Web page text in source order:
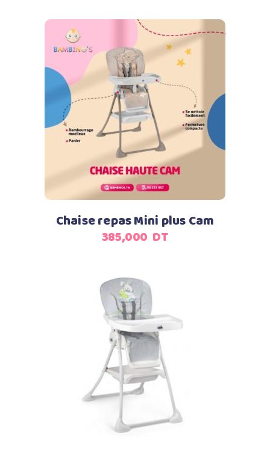
Ajouter au panier
Chaise repas Mini plus Cam
385,000 DT
Ajouter au panier